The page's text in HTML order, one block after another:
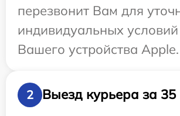
перезвонит Вам для
индивидуальных
Вашего устройства Apple.
2
Выезд курьера за 35